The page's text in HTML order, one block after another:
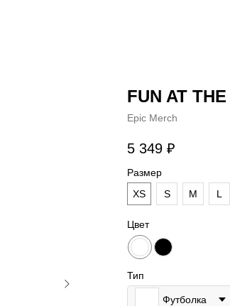
FUN AT
Epic Merch
5 349 ₽
Размер
XS
S M L
Цвет
Тип
Футболка